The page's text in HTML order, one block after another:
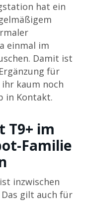
hat ein
einmal im
Damit ist
für
kaum noch
in Kontakt.
T9+ im
Familie
inzwischen
gilt auch für